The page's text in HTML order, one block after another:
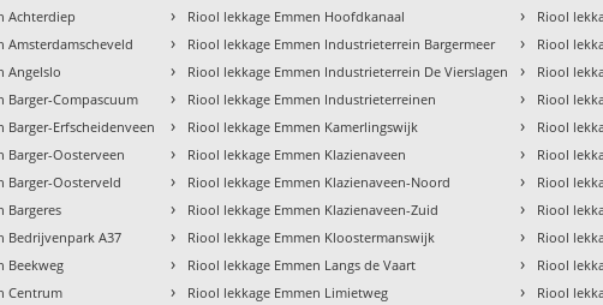
Achterdiep
Amsterdamscheveld
Angelslo
Barger-Compascuum
Barger-Erfscheidenveen
Barger-Oosterveen
Barger-Oosterveld
Bargeres
Bedrijvenpark A37
Beekweg
Centrum
› Riool lekkage Emmen Hoofdkanaal
› Riool lekkage Emmen Industrieterrein Bargermeer
› Riool lekkage Emmen Industrieterrein De Vierslagen
› Riool lekkage Emmen Industrieterreinen
› Riool lekkage Emmen Kamerlingswijk
› Riool lekkage Emmen Klazienaveen
› Riool lekkage Emmen Klazienaveen-Noord
› Riool lekkage Emmen Klazienaveen-Zuid
› Riool lekkage Emmen Kloostermanswijk
› Riool lekkage Emmen Langs de Vaart
› Riool lekkage Emmen Limietweg
› Riool
› Riool
› Riool
› Riool
› Riool
› Riool
› Riool
› Riool
› Riool
› Riool
› Riool